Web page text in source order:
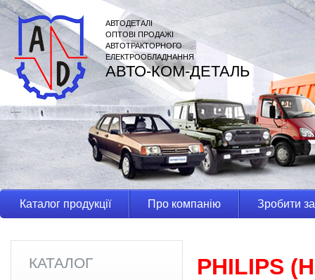
АВТОДЕТАЛІ
ОПТОВІ ПРОДАЖІ
АВТОТРАКТОРНОГО
ЕЛЕКТРООБЛАДНАННЯ
АВТО-КОМ-ДЕТАЛЬ
Каталог продукції Про компанію Зробити
КАТАЛОГ PHILIPS